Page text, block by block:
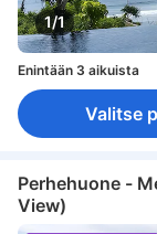
1/1
Enintään 3 aikuista
Valitse
Perhehuone -
View)